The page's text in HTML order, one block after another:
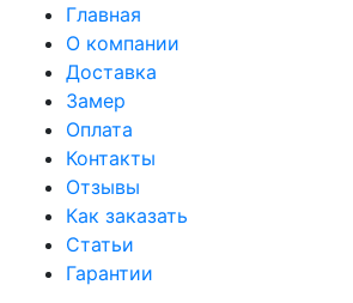
Главная
О компании
Доставка
Замер
Оплата
Контакты
Отзывы
Как заказать
Статьи
Гарантии